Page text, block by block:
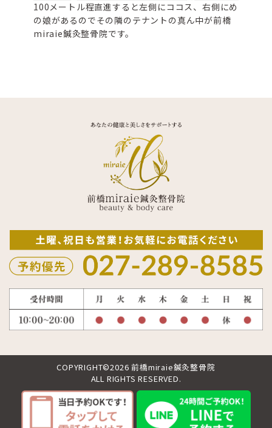
100メートル程直進すると左側にココス、右側にめ
の娘があるのでその隣のテナントの真ん中が前橋
miraie鍼灸整骨院です。
COPYRIGHT©2026 前橋miraie鍼灸整骨院
ALL RIGHTS RESERVED.